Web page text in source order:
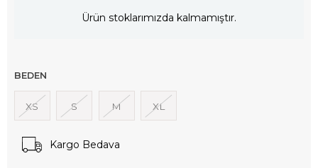
Ürün stoklarımızda kalmamıştır.
BEDEN
XS S M XL
Kargo Bedava